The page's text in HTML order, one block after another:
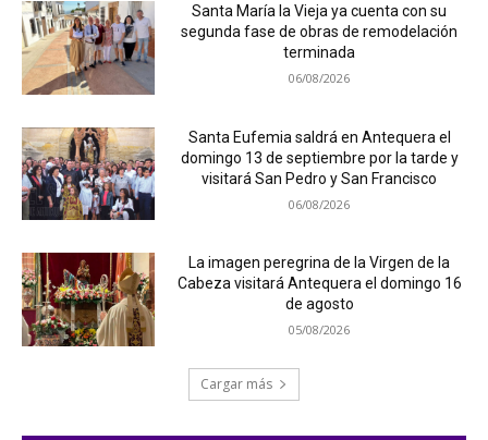
Santa María la Vieja ya cuenta con su
segunda fase de obras de remodelación
terminada
06/08/2026
Santa Eufemia saldrá en Antequera el
domingo 13 de septiembre por la tarde y
visitará San Pedro y San Francisco
06/08/2026
La imagen peregrina de la Virgen de la
Cabeza visitará Antequera el domingo 16
de agosto
05/08/2026
Cargar más